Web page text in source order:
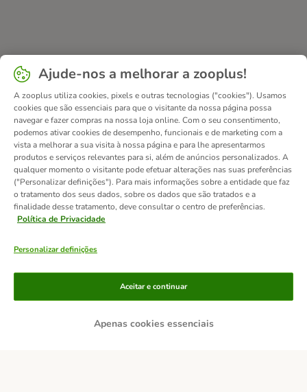
Métodos de pagamento
Transferência
Ajude-nos a melhorar a zooplus!
A zooplus utiliza cookies, pixels e outras tecnologias ("cookies"). Usamos
cookies que são essenciais para que o visitante da nossa página possa
navegar e fazer compras na nossa loja online. Com o seu consentimento,
podemos ativar cookies de desempenho, funcionais e de marketing com a
vista a melhorar a sua visita à nossa página e para lhe apresentarmos
produtos e serviços relevantes para si, além de anúncios personalizados. A
qualquer momento o visitante pode efetuar alterações nas suas preferências
("Personalizar definições"). Para mais informações sobre a entidade que faz
o tratamento dos seus dados, sobre os dados que são tratados e a
finalidade desse tratamento, deve consultar o centro de preferências.
Política de Privacidade
Personalizar definições
Apenas cookies essenciais
Aceitar e continuar